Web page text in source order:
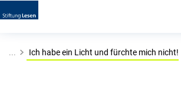
... Ich habe ein Licht und fürchte mich nicht!